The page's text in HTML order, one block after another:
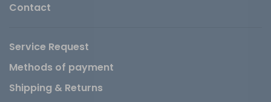
Contact
Service Request
Methods of payment
Shipping & Returns